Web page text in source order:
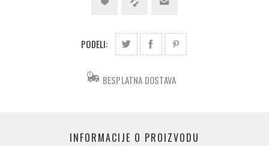
PODELI:
BESPLATNA DOSTAVA
INFORMACIJE O PROIZVODU